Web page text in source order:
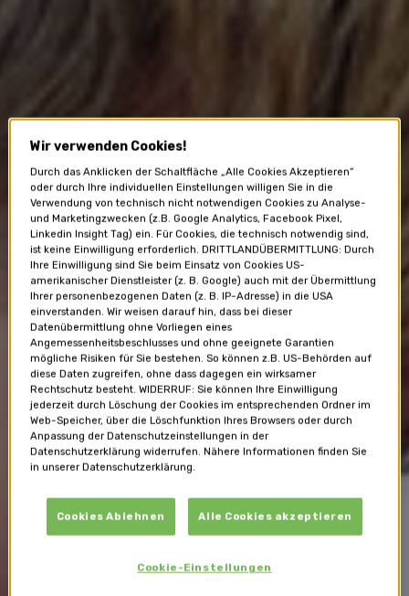
Wir verwenden Cookies!
Durch das Anklicken der Schaltfläche „Alle Cookies Akzeptieren“
oder durch Ihre individuellen Einstellungen willigen Sie in die
Verwendung von technisch nicht notwendigen Cookies zu Analyse-
und Marketingzwecken (z.B. Google Analytics, Facebook Pixel,
Linkedin Insight Tag) ein. Für Cookies, die technisch notwendig sind,
ist keine Einwilligung erforderlich. DRITTLANDÜBERMITTLUNG: Durch
Ihre Einwilligung sind Sie beim Einsatz von Cookies US-
amerikanischer Dienstleister (z. B. Google) auch mit der Übermittlung
Ihrer personenbezogenen Daten (z. B. IP-Adresse) in die USA
einverstanden. Wir weisen darauf hin, dass bei dieser
Datenübermittlung ohne Vorliegen eines
Angemessenheitsbeschlusses und ohne geeignete Garantien
mögliche Risiken für Sie bestehen. So können z.B. US-Behörden auf
diese Daten zugreifen, ohne dass dagegen ein wirksamer
Rechtschutz besteht. WIDERRUF: Sie können Ihre Einwilligung
jederzeit durch Löschung der Cookies im entsprechenden Ordner im
Web-Speicher, über die Löschfunktion Ihres Browsers oder durch
Anpassung der Datenschutzeinstellungen in der
Datenschutzerklärung widerrufen. Nähere Informationen finden Sie
in unserer Datenschutzerklärung.
Cookies Ablehnen Alle Cookies akzeptieren
Cookie-Einstellungen